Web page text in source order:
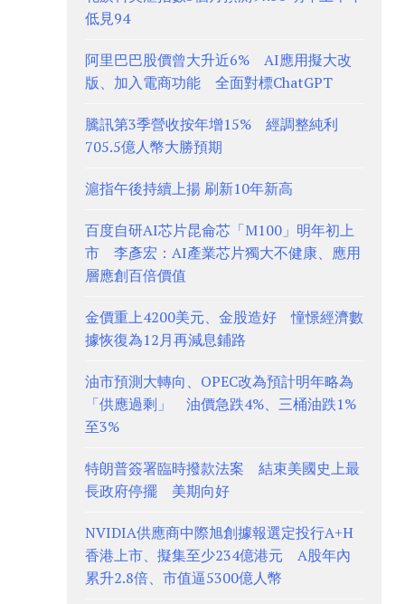
低見94
阿里巴巴股價曾大升近6% AI應用擬大改
版、加入電商功能 全面對標ChatGPT
騰訊第3季營收按年增15% 經調整純利
705.5億人幣大勝預期
滬指午後持續上揚 刷新10年新高
百度自研AI芯片昆侖芯「M100」明年初上
市 李彥宏：AI產業芯片獨大不健康、應用
層應創百倍價值
金價重上4200美元、金股造好 憧憬經濟數
據恢復為12月再減息鋪路
油市預測大轉向、OPEC改為預計明年略為
「供應過剩」 油價急跌4%、三桶油跌1%
至3%
特朗普簽署臨時撥款法案 結束美國史上最
長政府停擺 美期向好
NVIDIA供應商中際旭創據報選定投行A+H
香港上市、擬集至少234億港元 A股年內
累升2.8倍、市值逼5300億人幣